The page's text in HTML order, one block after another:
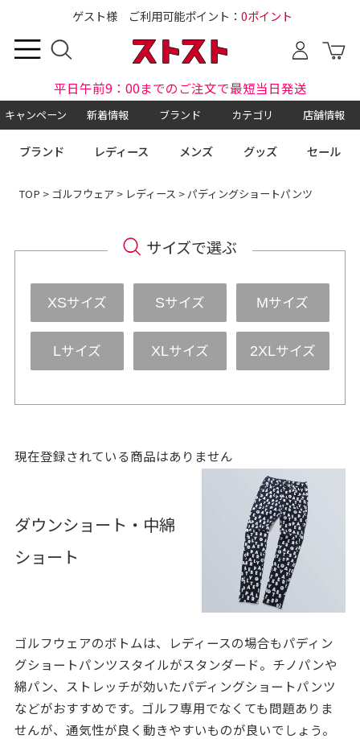
ゲスト様 ご利用可能ポイント： 0ポイント
平日午前9：00までのご注文で最短当日発送
キャンペーン 新着情報 ブランド カテゴリ 店舗情報
ブランド レディース メンズ グッズ セール
TOP > ゴルフウェア > レディース > パディングショートパンツ
サイズで選ぶ
XSサイズ Sサイズ Mサイズ
Lサイズ XLサイズ 2XLサイズ
現在登録されている商品はありません
ダウンショート・中綿
ショート
ゴルフウェアのボトムは、レディースの場合もパディン
グショートパンツスタイルがスタンダード。チノパンや
綿パン、ストレッチが効いたパディングショートパンツ
などがおすすめです。ゴルフ専用でなくても問題ありま
せんが、通気性が良く動きやすいものが良いでしょう。